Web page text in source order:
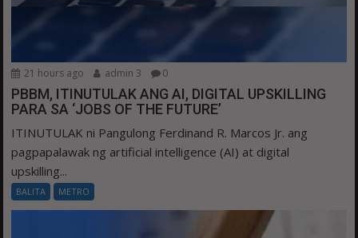
21 hours ago admin 3 0
PBBM, ITINUTULAK ANG AI, DIGITAL UPSKILLING
PARA SA ‘JOBS OF THE FUTURE’
ITINUTULAK ni Pangulong Ferdinand R. Marcos Jr. ang
pagpapalawak ng artificial intelligence (AI) at digital
upskilling...
BALITA METRO